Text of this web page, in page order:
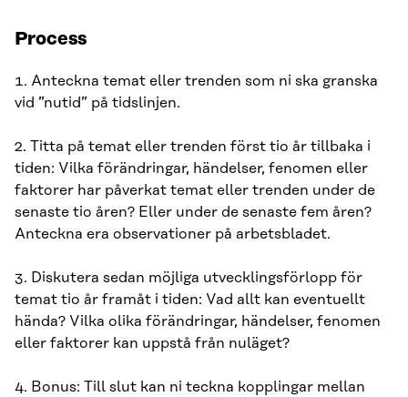
Process
1. Anteckna temat eller trenden som ni ska granska
vid ”nutid” på tidslinjen.
2. Titta på temat eller trenden först tio år tillbaka i
tiden: Vilka förändringar, händelser, fenomen eller
faktorer har påverkat temat eller trenden under de
senaste tio åren? Eller under de senaste fem åren?
Anteckna era observationer på arbetsbladet.
3. Diskutera sedan möjliga utvecklingsförlopp för
temat tio år framåt i tiden: Vad allt kan eventuellt
hända? Vilka olika förändringar, händelser, fenomen
eller faktorer kan uppstå från nuläget?
4. Bonus: Till slut kan ni teckna kopplingar mellan